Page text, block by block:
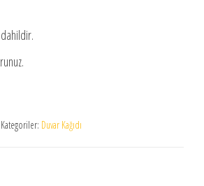
dahildir.
Kategoriler: Duvar Kağıdı